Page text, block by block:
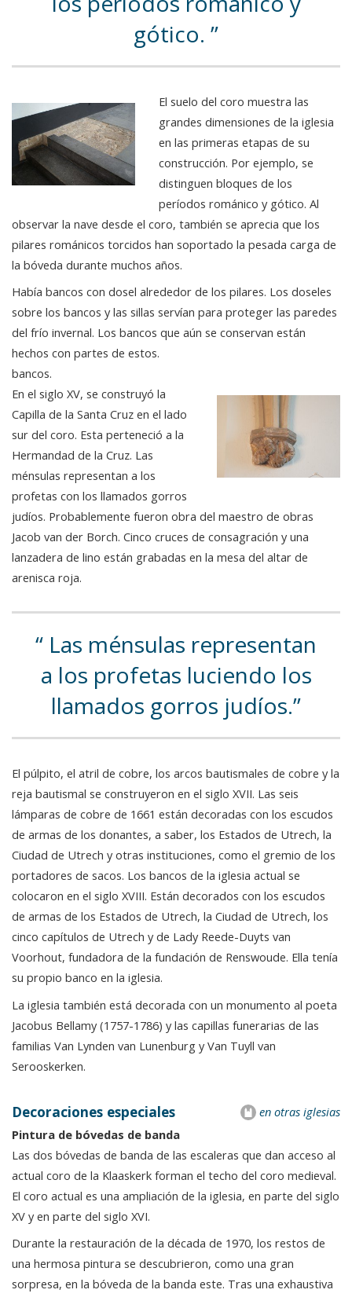
gótico.
El suelo del coro muestra las
grandes dimensiones de la iglesia
en las primeras etapas de su
construcción. Por ejemplo, se
distinguen bloques de los
períodos románico y gótico. Al
observar la nave desde el coro, también se aprecia que los
pilares románicos torcidos han soportado la pesada carga de
la bóveda durante muchos años.
Había bancos con dosel alrededor de los pilares. Los doseles
sobre los bancos y las sillas servían para proteger las paredes
del frío invernal. Los bancos que aún se conservan están
hechos con partes de estos.
bancos.
En el siglo XV, se construyó la
Capilla de la Santa Cruz en el lado
sur del coro. Esta perteneció a la
Hermandad de la Cruz. Las
ménsulas representan a los
profetas con los llamados gorros
judíos. Probablemente fueron obra del maestro de obras
Jacob van der Borch. Cinco cruces de consagración y una
lanzadera de lino están grabadas en la mesa del altar de
arenisca roja.
Las ménsulas representan
a los profetas luciendo los
llamados gorros judíos.
El púlpito, el atril de cobre, los arcos bautismales de cobre y la
reja bautismal se construyeron en el siglo XVII. Las seis
lámparas de cobre de 1661 están decoradas con los escudos
de armas de los donantes, a saber, los Estados de Utrech, la
Ciudad de Utrech y otras instituciones, como el gremio de los
portadores de sacos. Los bancos de la iglesia actual se
colocaron en el siglo XVIII. Están decorados con los escudos
de armas de los Estados de Utrech, la Ciudad de Utrech, los
cinco capítulos de Utrech y de Lady Reede-Duyts van
Voorhout, fundadora de la fundación de Renswoude. Ella tenía
su propio banco en la iglesia.
La iglesia también está decorada con un monumento al poeta
Jacobus Bellamy (1757-1786) y las capillas funerarias de las
familias Van Lynden van Lunenburg y Van Tuyll van
Serooskerken.
en otras iglesias
Decoraciones especiales
Pintura de bóvedas de banda
Las dos bóvedas de banda de las escaleras que dan acceso al
actual coro de la Klaaskerk forman el techo del coro medieval.
El coro actual es una ampliación de la iglesia, en parte del siglo
XV y en parte del siglo XVI.
Durante la restauración de la década de 1970, los restos de
una hermosa pintura se descubrieron, como una gran
sorpresa, en la bóveda de la banda este. Tras una exhaustiva